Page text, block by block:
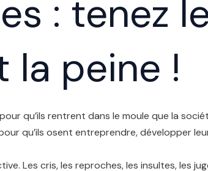
: tenez
la peine !
qu’ils rentrent dans le moule que la
qu’ils osent entreprendre, développer
Les cris, les reproches, les insultes, les